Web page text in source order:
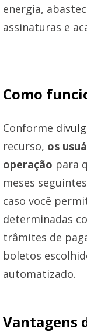
energia,
assinaturas e
Como
Conforme
recurso, os
operação para
meses
caso você
determinadas
trâmites de
boletos
automatizado.
Vantagens